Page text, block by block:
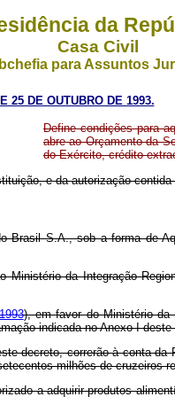
da
Casa Civil
para Assuntos
25 DE OUTUBRO DE 1993.
Define condições para
abre ao Orçamento da
do Exército, crédito
e da autorização
S.A., sob a forma de
da Integração
), em favor do Ministério da
indicada no Anexo I deste
decreto, correrão à conta
milhões de cruzeiros
a adquirir produtos